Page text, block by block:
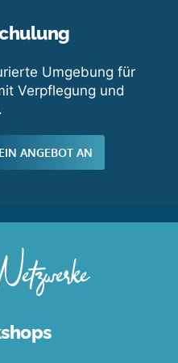
Umgebung für
Verpflegung und
ANGEBOT AN